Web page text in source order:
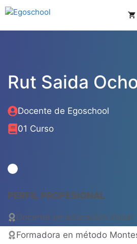
Saltar
contenido
Rut Saida
Docente de Egoschool
01 Curso
PERFIL PROFESIONAL
Docente en educación inicial
Formadora en método